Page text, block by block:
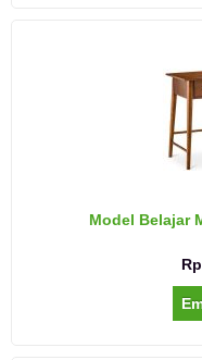
Model Belajar